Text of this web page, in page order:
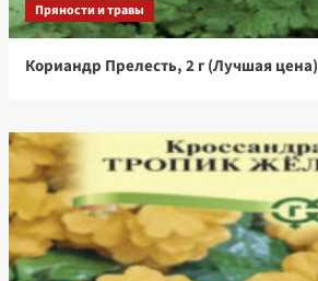
Пряности и травы
Кориандр Прелесть, 2 г (Лучшая цена)